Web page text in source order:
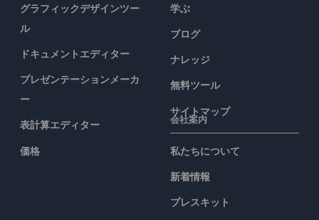
グラフィックデザインツー
ル
ドキュメントエディター
プレゼンテーションメーカ
ー
表計算エディター
価格
学ぶ
ブログ
ナレッジ
無料ツール
サイトマップ
会社案内
私たちについて
新着情報
プレスキット